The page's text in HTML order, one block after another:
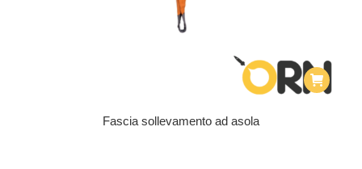
Fascia sollevamento ad asola